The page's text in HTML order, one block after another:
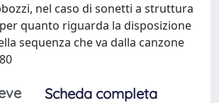
nel caso di sonetti a struttura
quanto riguarda la disposizione
sequenza che va dalla canzone
Scheda completa